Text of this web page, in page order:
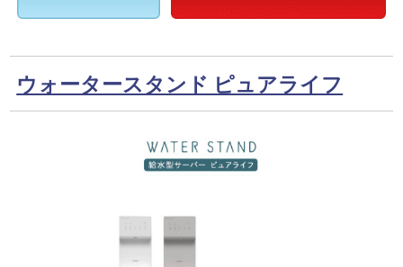
ウォータースタンド ピュアライフ